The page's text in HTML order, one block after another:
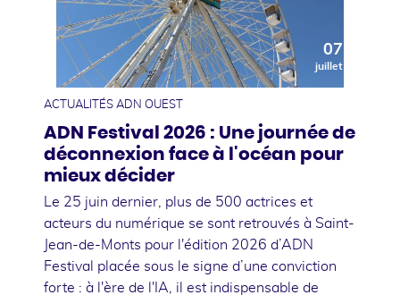
07
juillet
ACTUALITÉS ADN OUEST
ADN Festival 2026 : Une journée de
déconnexion face à l'océan pour
mieux décider
Le 25 juin dernier, plus de 500 actrices et
acteurs du numérique se sont retrouvés à Saint-
Jean-de-Monts pour l'édition 2026 d’ADN
Festival placée sous le signe d’une conviction
forte : à l'ère de l'IA, il est indispensable de